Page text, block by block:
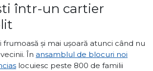
într-un cartier
și mai ușoară atunci când nu
În ansamblul de blocuri noi
locuiesc peste 800 de familii